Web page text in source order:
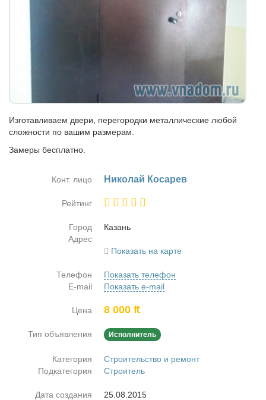
Изготавливаем двери, перегородки металлические любой
сложности по вашим размерам.
Замеры бесплатно.
Конт. лицо Ни­ко­лай Ко­са­рев
Рейтинг
Город
Ка­зань
Адрес
Показать на карте
Телефон
Показать телефон
E-mail
Показать e-mail
Цена 8 000 ₶
Тип объявления Исполнитель
Категория
Строительство и ремонт
Подкатегория
Строитель
Дата создания
25.08.2015